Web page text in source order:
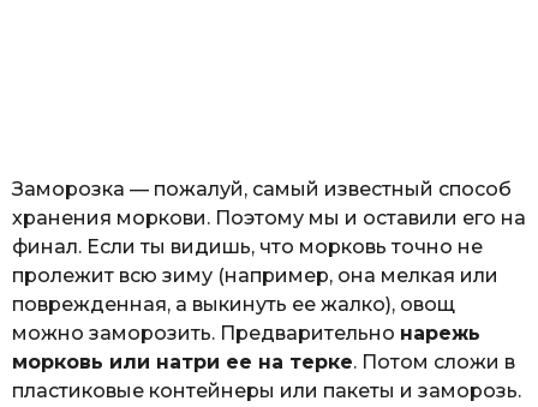
Заморозка — пожалуй, самый известный способ
хранения моркови. Поэтому мы и оставили его на
финал. Если ты видишь, что морковь точно не
пролежит всю зиму (например, она мелкая или
поврежденная, а выкинуть ее жалко), овощ
можно заморозить. Предварительно нарежь
морковь или натри ее на терке. Потом сложи в
пластиковые контейнеры или пакеты и заморозь.